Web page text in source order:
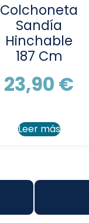
Colchoneta
Sandía
Hinchable
187 Cm
23,90 €
Leer más